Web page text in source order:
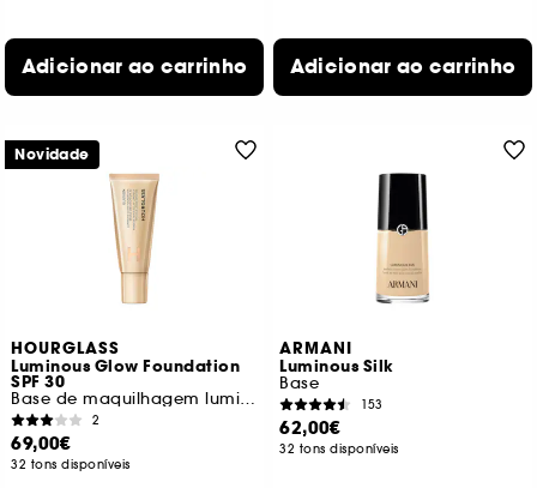
Adicionar ao carrinho Adicionar ao carrinho
HOURGLASS
Luminous Glow Foundation
SPF 30
Base de maquilhagem luminosa SPF30
2
69,00€
32 tons disponíveis
Novidade
ARMANI
Luminous Silk
Base
153
62,00€
32 tons disponíveis